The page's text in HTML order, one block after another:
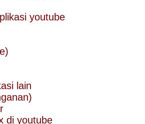
youtube
lain
di youtube